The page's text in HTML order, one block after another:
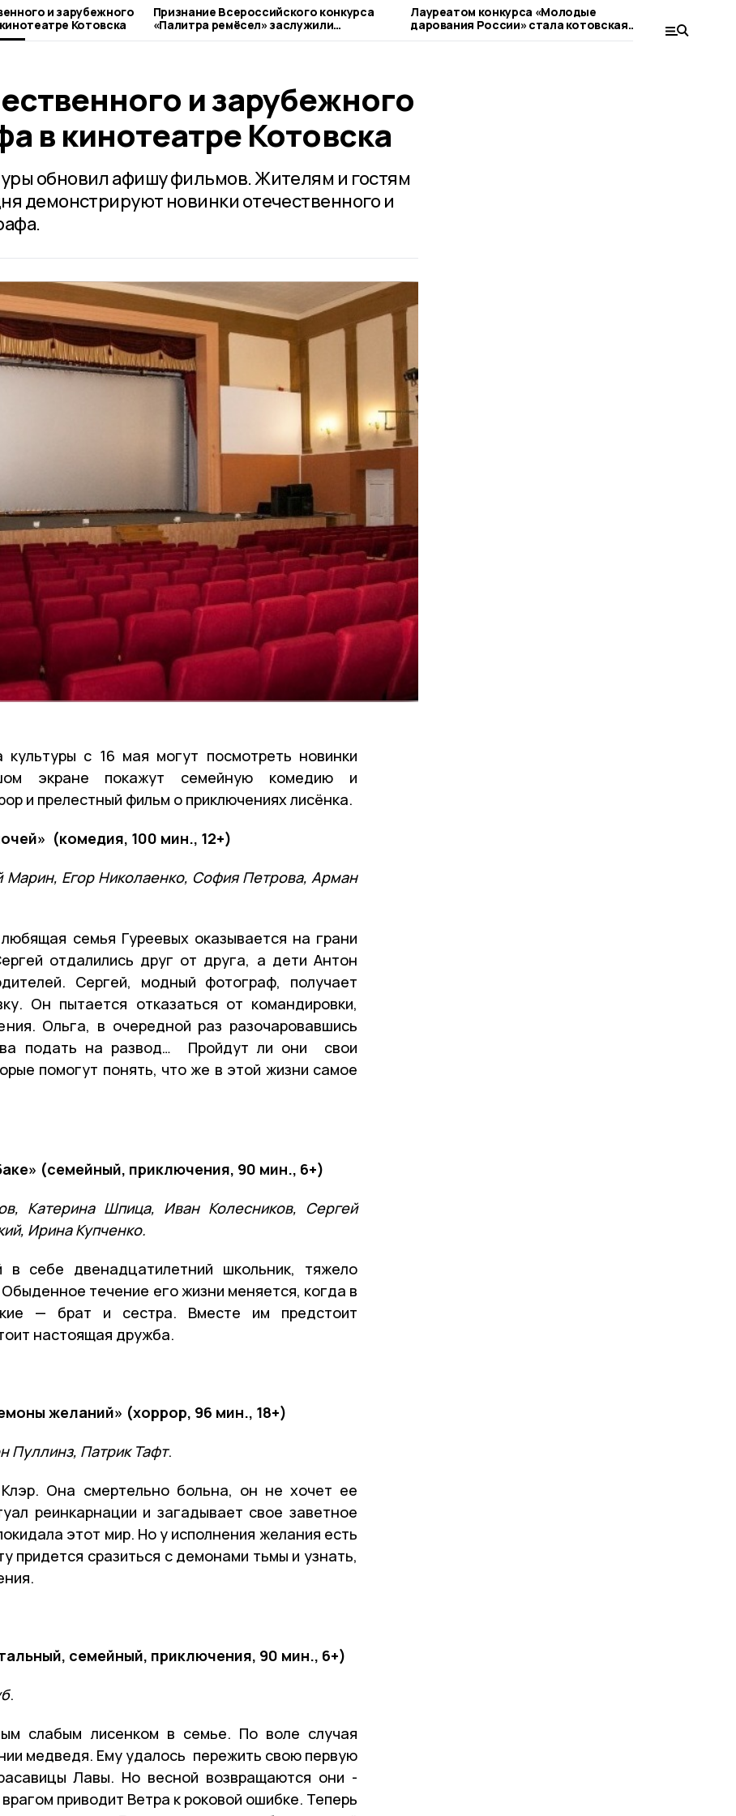
и зарубежного
Котовска
Признание Всероссийского конкурса
«Палитра ремёсел» заслужили
котовские мастерицы
Лауреатом конкурса «Молодые
дарования России» стала котовская
школьница
котовские
и зарубежного
в кинотеатре Котовска
обновил афишу фильмов. Жителям и гостям
демонстрируют новинки отечественного и
культуры с 16 мая могут посмотреть новинки
экране покажут семейную комедию и
и прелестный фильм о приключениях лисёнка.
(комедия, 100 мин., 12+)
Марин, Егор Николаенко, София Петрова, Арман
семья Гуреевых оказывается на грани
отдалились друг от друга, а дети Антон
Сергей, модный фотограф, получает
Он пытается отказаться от командировки,
Ольга, в очередной раз разочаровавшись
подать на развод… Пройдут ли они свои
помогут понять, что же в этой жизни самое
(семейный, приключения, 90 мин., 6+)
Катерина Шпица, Иван Колесников, Сергей
Ирина Купченко.
себе двенадцатилетний школьник, тяжело
течение его жизни меняется, когда в
— брат и сестра. Вместе им предстоит
настоящая дружба.
желаний» (хоррор, 96 мин., 18+)
Пуллинз, Патрик Тафт.
Она смертельно больна, он не хочет ее
реинкарнации и загадывает свое заветное
этот мир. Но у исполнения желания есть
придется сразиться с демонами тьмы и узнать,
семейный, приключения, 90 мин., 6+)
.
слабым лисенком в семье. По воле случая
медведя. Ему удалось пережить свою первую
Лавы. Но весной возвращаются они -
приводит Ветра к роковой ошибке. Теперь